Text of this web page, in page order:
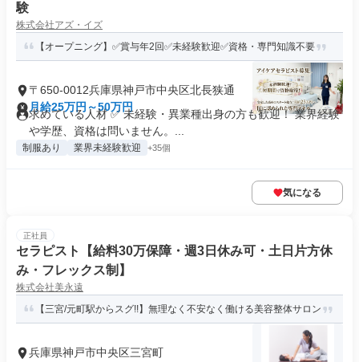
験
株式会社アズ・イズ
【オープニング】✅賞与年2回✅未経験歓迎✅資格・専門知識不要
〒650-0012兵庫県神戸市中央区北長狭通
月給25万円～50万円
求めている人材 ✅ 未経験・異業種出身の方も歓迎！ 業界経験
や学歴、資格は問いません。...
制服あり 業界未経験歓迎 +35個
気になる
正社員
セラピスト【給料30万保障・週3日休み可・土日片方休
み・フレックス制】
株式会社美永遠
【三宮/元町駅からスグ!!】無理なく不安なく働ける美容整体サロン
兵庫県神戸市中央区三宮町